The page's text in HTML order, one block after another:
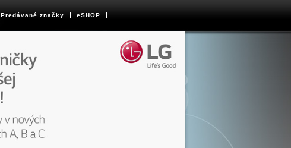
Predávané značky eSHOP